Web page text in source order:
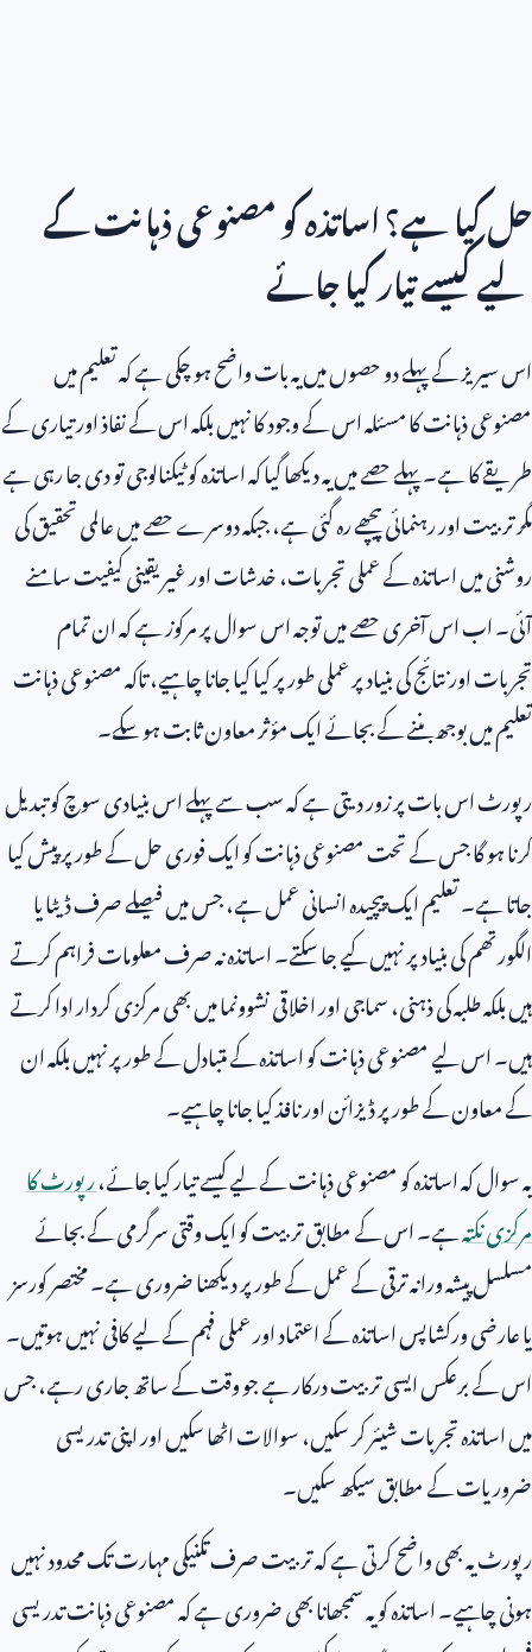
حل کیا ہے؟ اساتذہ کو مصنوعی ذہانت کے
لیے کیسے تیار کیا جائے
اس سیریز کے پہلے دو حصوں میں یہ بات واضح ہو چکی ہے کہ تعلیم میں
مصنوعی ذہانت کا مسئلہ اس کے وجود کا نہیں بلکہ اس کے نفاذ اور تیاری کے
طریقے کا ہے۔ پہلے حصے میں یہ دیکھا گیا کہ اساتذہ کو ٹیکنالوجی تو دی جا رہی ہے
مگر تربیت اور رہنمائی پیچھے رہ گئی ہے، جبکہ دوسرے حصے میں عالمی تحقیق کی
روشنی میں اساتذہ کے عملی تجربات، خدشات اور غیر یقینی کیفیت سامنے
آئی۔ اب اس آخری حصے میں توجہ اس سوال پر مرکوز ہے کہ ان تمام
تجربات اور نتائج کی بنیاد پر عملی طور پر کیا کیا جانا چاہیے، تاکہ مصنوعی ذہانت
تعلیم میں بوجھ بننے کے بجائے ایک مؤثر معاون ثابت ہو سکے۔
رپورٹ اس بات پر زور دیتی ہے کہ سب سے پہلے اس بنیادی سوچ کو تبدیل
کرنا ہو گا جس کے تحت مصنوعی ذہانت کو ایک فوری حل کے طور پر پیش کیا
جاتا ہے۔ تعلیم ایک پیچیدہ انسانی عمل ہے، جس میں فیصلے صرف ڈیٹا یا
الگورتھم کی بنیاد پر نہیں کیے جا سکتے۔ اساتذہ نہ صرف معلومات فراہم کرتے
ہیں بلکہ طلبہ کی ذہنی، سماجی اور اخلاقی نشوونما میں بھی مرکزی کردار ادا کرتے
ہیں۔ اس لیے مصنوعی ذہانت کو اساتذہ کے متبادل کے طور پر نہیں بلکہ ان
کے معاون کے طور پر ڈیزائن اور نافذ کیا جانا چاہیے۔
یہ سوال کہ اساتذہ کو مصنوعی ذہانت کے لیے کیسے تیار کیا جائے،رپورٹ کا
مرکزی نکتہہے۔ اس کے مطابق تربیت کو ایک وقتی سرگرمی کے بجائے
مسلسل پیشہ ورانہ ترقی کے عمل کے طور پر دیکھنا ضروری ہے۔ مختصر کورسز
یا عارضی ورکشاپس اساتذہ کے اعتماد اور عملی فہم کے لیے کافی نہیں ہوتیں۔
اس کے برعکس ایسی تربیت درکار ہے جو وقت کے ساتھ جاری رہے، جس
میں اساتذہ تجربات شیئر کر سکیں، سوالات اٹھا سکیں اور اپنی تدریسی
ضروریات کے مطابق سیکھ سکیں۔
رپورٹ یہ بھی واضح کرتی ہے کہ تربیت صرف تکنیکی مہارت تک محدود نہیں
ہونی چاہیے۔ اساتذہ کو یہ سمجھانا بھی ضروری ہے کہ مصنوعی ذہانت تدریسی